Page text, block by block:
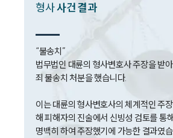
대륜법률상담예
형사사건 결과
“불송치”
법무법인 대륜의 형사변호사 주장을 받
죄 불송치 처분을 했습니다.
이는 대륜의 형사변호사의 체계적인 주
해 피해자의 진술에서 신빙성 검토를 통
명백히 하여 주장했기에 가능한 결과였